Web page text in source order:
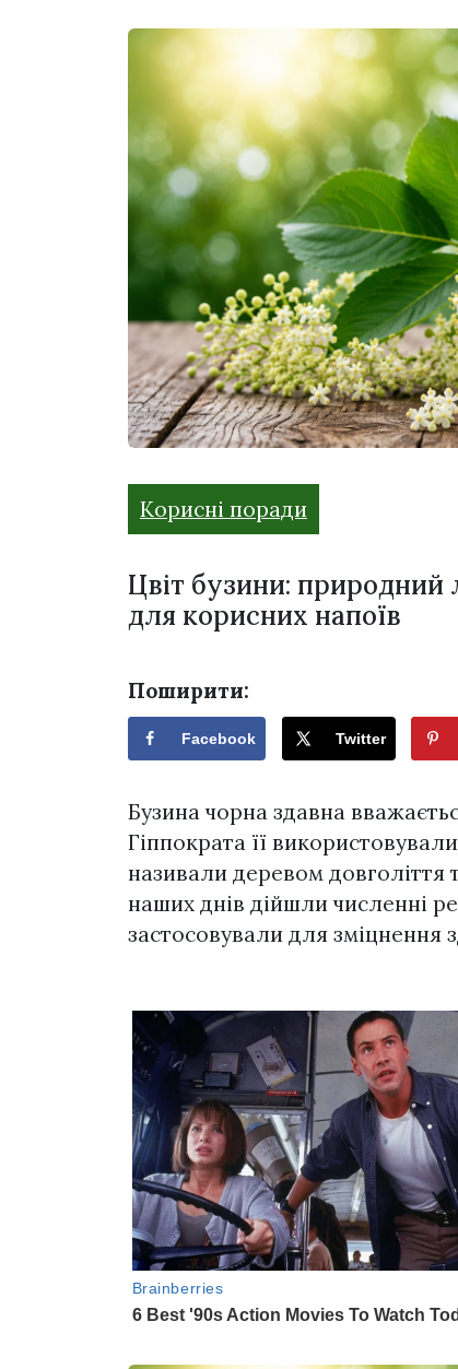
Корисні поради
Цвіт бузини: природний
для корисних напоїв
Поширити:
Facebook Twitter
Бузина чорна здавна
Гіппократа її
називали деревом довголіття
наших днів дійшли численні
застосовували для зміцнення